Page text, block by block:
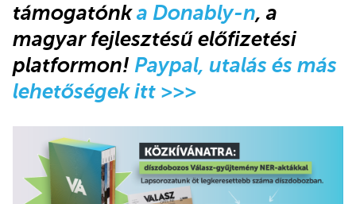
támogatónka Donably-n, a
magyar fejlesztésű előfizetési
platformon! Paypal, utalás és más
lehetőségek itt >>>